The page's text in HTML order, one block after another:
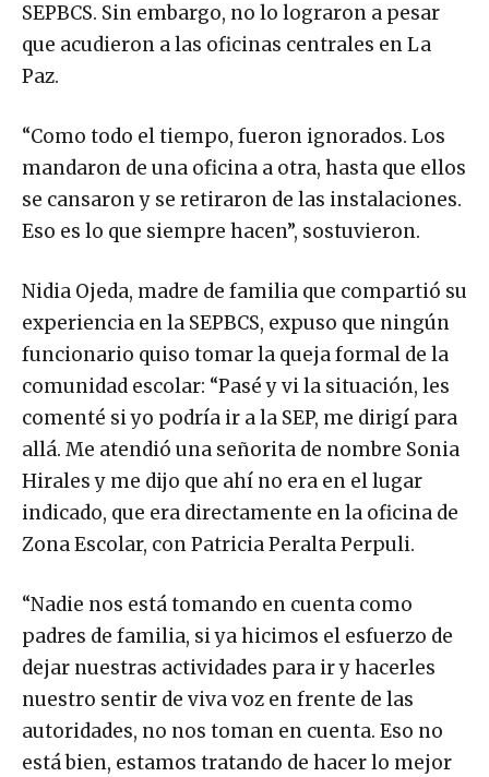
SEPBCS. Sin embargo, no lo lograron a pesar
que acudieron a las oficinas centrales en La
Paz.
“Como todo el tiempo, fueron ignorados. Los
mandaron de una oficina a otra, hasta que ellos
se cansaron y se retiraron de las instalaciones.
Eso es lo que siempre hacen”, sostuvieron.
Nidia Ojeda, madre de familia que compartió su
experiencia en la SEPBCS, expuso que ningún
funcionario quiso tomar la queja formal de la
comunidad escolar: “Pasé y vi la situación, les
comenté si yo podría ir a la SEP, me dirigí para
allá. Me atendió una señorita de nombre Sonia
Hirales y me dijo que ahí no era en el lugar
indicado, que era directamente en la oficina de
Zona Escolar, con Patricia Peralta Perpuli.
“Nadie nos está tomando en cuenta como
padres de familia, si ya hicimos el esfuerzo de
dejar nuestras actividades para ir y hacerles
nuestro sentir de viva voz en frente de las
autoridades, no nos toman en cuenta. Eso no
está bien, estamos tratando de hacer lo mejor